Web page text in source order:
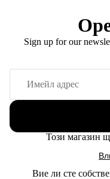
Sign up for our
Този магазин
Вие ли сте